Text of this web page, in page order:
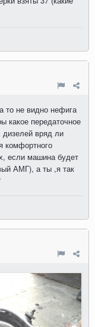
то не видно нефига
какое передаточное
вряд ли
комфортного
если машина будет
АМГ), а ты ,я так